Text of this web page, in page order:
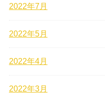
2022年7月
2022年5月
2022年4月
2022年3月